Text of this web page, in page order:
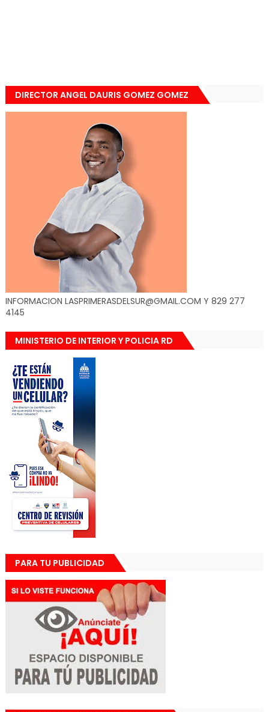
DIRECTOR ANGEL DAURIS GOMEZ GOMEZ
INFORMACION LASPRIMERASDELSUR@GMAIL.COM Y 829 277
4145
MINISTERIO DE INTERIOR Y POLICIA RD
PARA TU PUBLICIDAD